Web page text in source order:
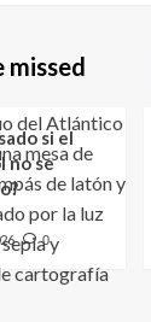
missed
si el
no se
0